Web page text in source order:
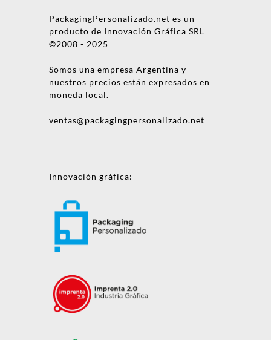
PackagingPersonalizado.net es un
producto de Innovación Gráfica SRL
©2008 - 2025
Somos una empresa Argentina y
nuestros precios están expresados en
moneda local.
ventas@packagingpersonalizado.net
Innovación gráfica: